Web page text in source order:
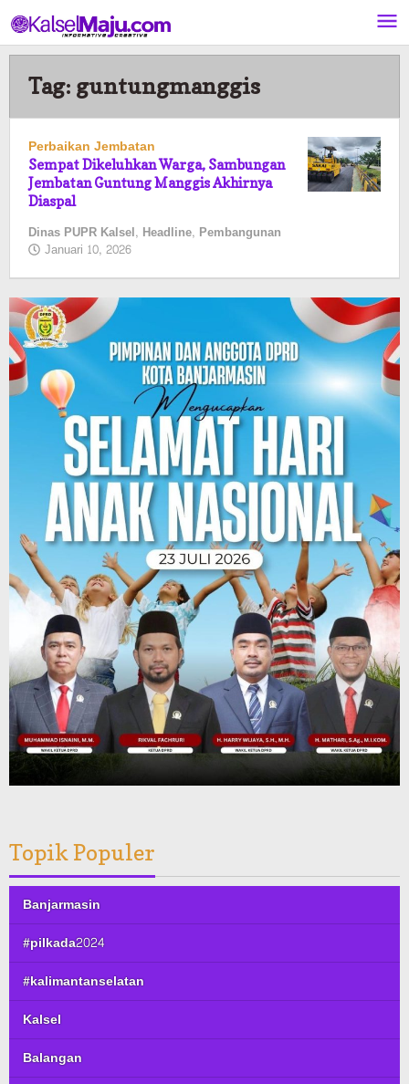
ke
konten
Tag: guntungmanggis
Perbaikan Jembatan
Sempat Dikeluhkan Warga, Sambungan
Jembatan Guntung Manggis Akhirnya
Diaspal
Dinas PUPR Kalsel, Headline, Pembangunan
Januari 10, 2026
Topik Populer
Banjarmasin
#pilkada2024
#kalimantanselatan
Kalsel
Balangan